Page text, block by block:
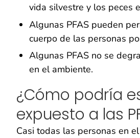
vida silvestre y los peces
Algunas PFAS pueden
cuerpo de las personas
Algunas PFAS no se
en el ambiente.
¿Cómo podría
expuesto a las
Casi todas las personas en